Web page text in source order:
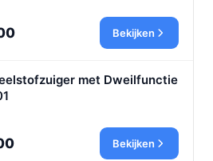
Bekijken
met Dweilfunctie
Bekijken